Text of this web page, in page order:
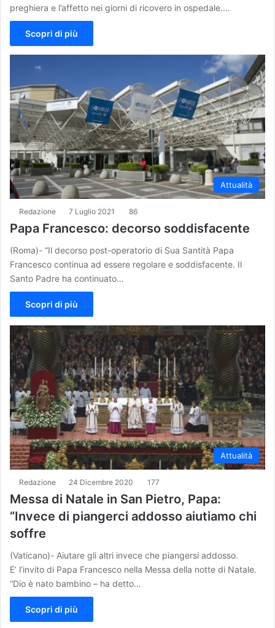
preghiera e l’affetto nei giorni di ricovero in ospedale.…
Scopri di più
Attualità
Redazione 7 Luglio 2021 86
Papa Francesco: decorso soddisfacente
(Roma)- “Il decorso post-operatorio di Sua Santità Papa
Francesco continua ad essere regolare e soddisfacente. Il
Santo Padre ha continuato…
Scopri di più
Attualità
Redazione 24 Dicembre 2020 177
Messa di Natale in San Pietro, Papa:
“Invece di piangerci addosso aiutiamo chi
soffre
(Vaticano)- Aiutare gli altri invece che piangersi addosso.
E’ l’invito di Papa Francesco nella Messa della notte di Natale.
“Dio è nato bambino – ha detto…
Scopri di più